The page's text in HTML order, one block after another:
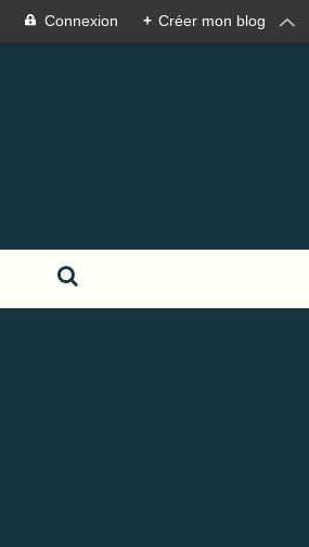
Connexion + Créer mon blog